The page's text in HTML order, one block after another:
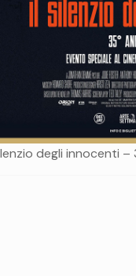
degli innocenti –